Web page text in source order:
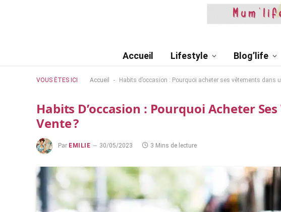
Accueil Lifestyle Blog’life
VOUS ÊTES ICI Accueil - Habits d’occasion : Pourquoi acheter ses vêtements dans
Habits D’occasion : Pourquoi Acheter
Vente ?
Par EMILIE 30/05/2023 3 Mins de lecture